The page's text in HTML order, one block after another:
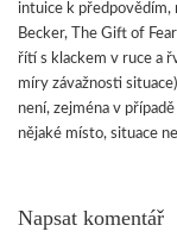
intuice k předpovědím,
Becker, The Gift of
řítí s klackem v ruce a
míry závažnosti
není, zejména v
nějaké místo, situace
Napsat komentář